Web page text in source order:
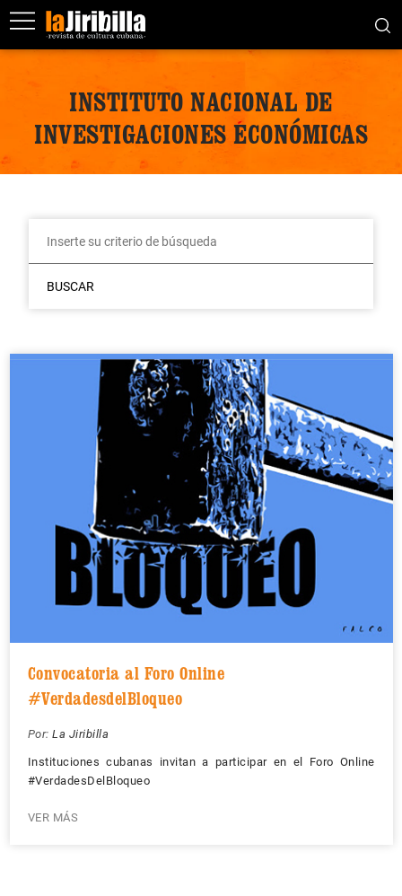
INSTITUTO NACIONAL DE
INVESTIGACIONES ECONÓMICAS
BUSCAR
Convocatoria al Foro Online
#VerdadesdelBloqueo
Por: La Jiribilla
Instituciones cubanas invitan a participar en el Foro Online
#VerdadesDelBloqueo
VER MÁS